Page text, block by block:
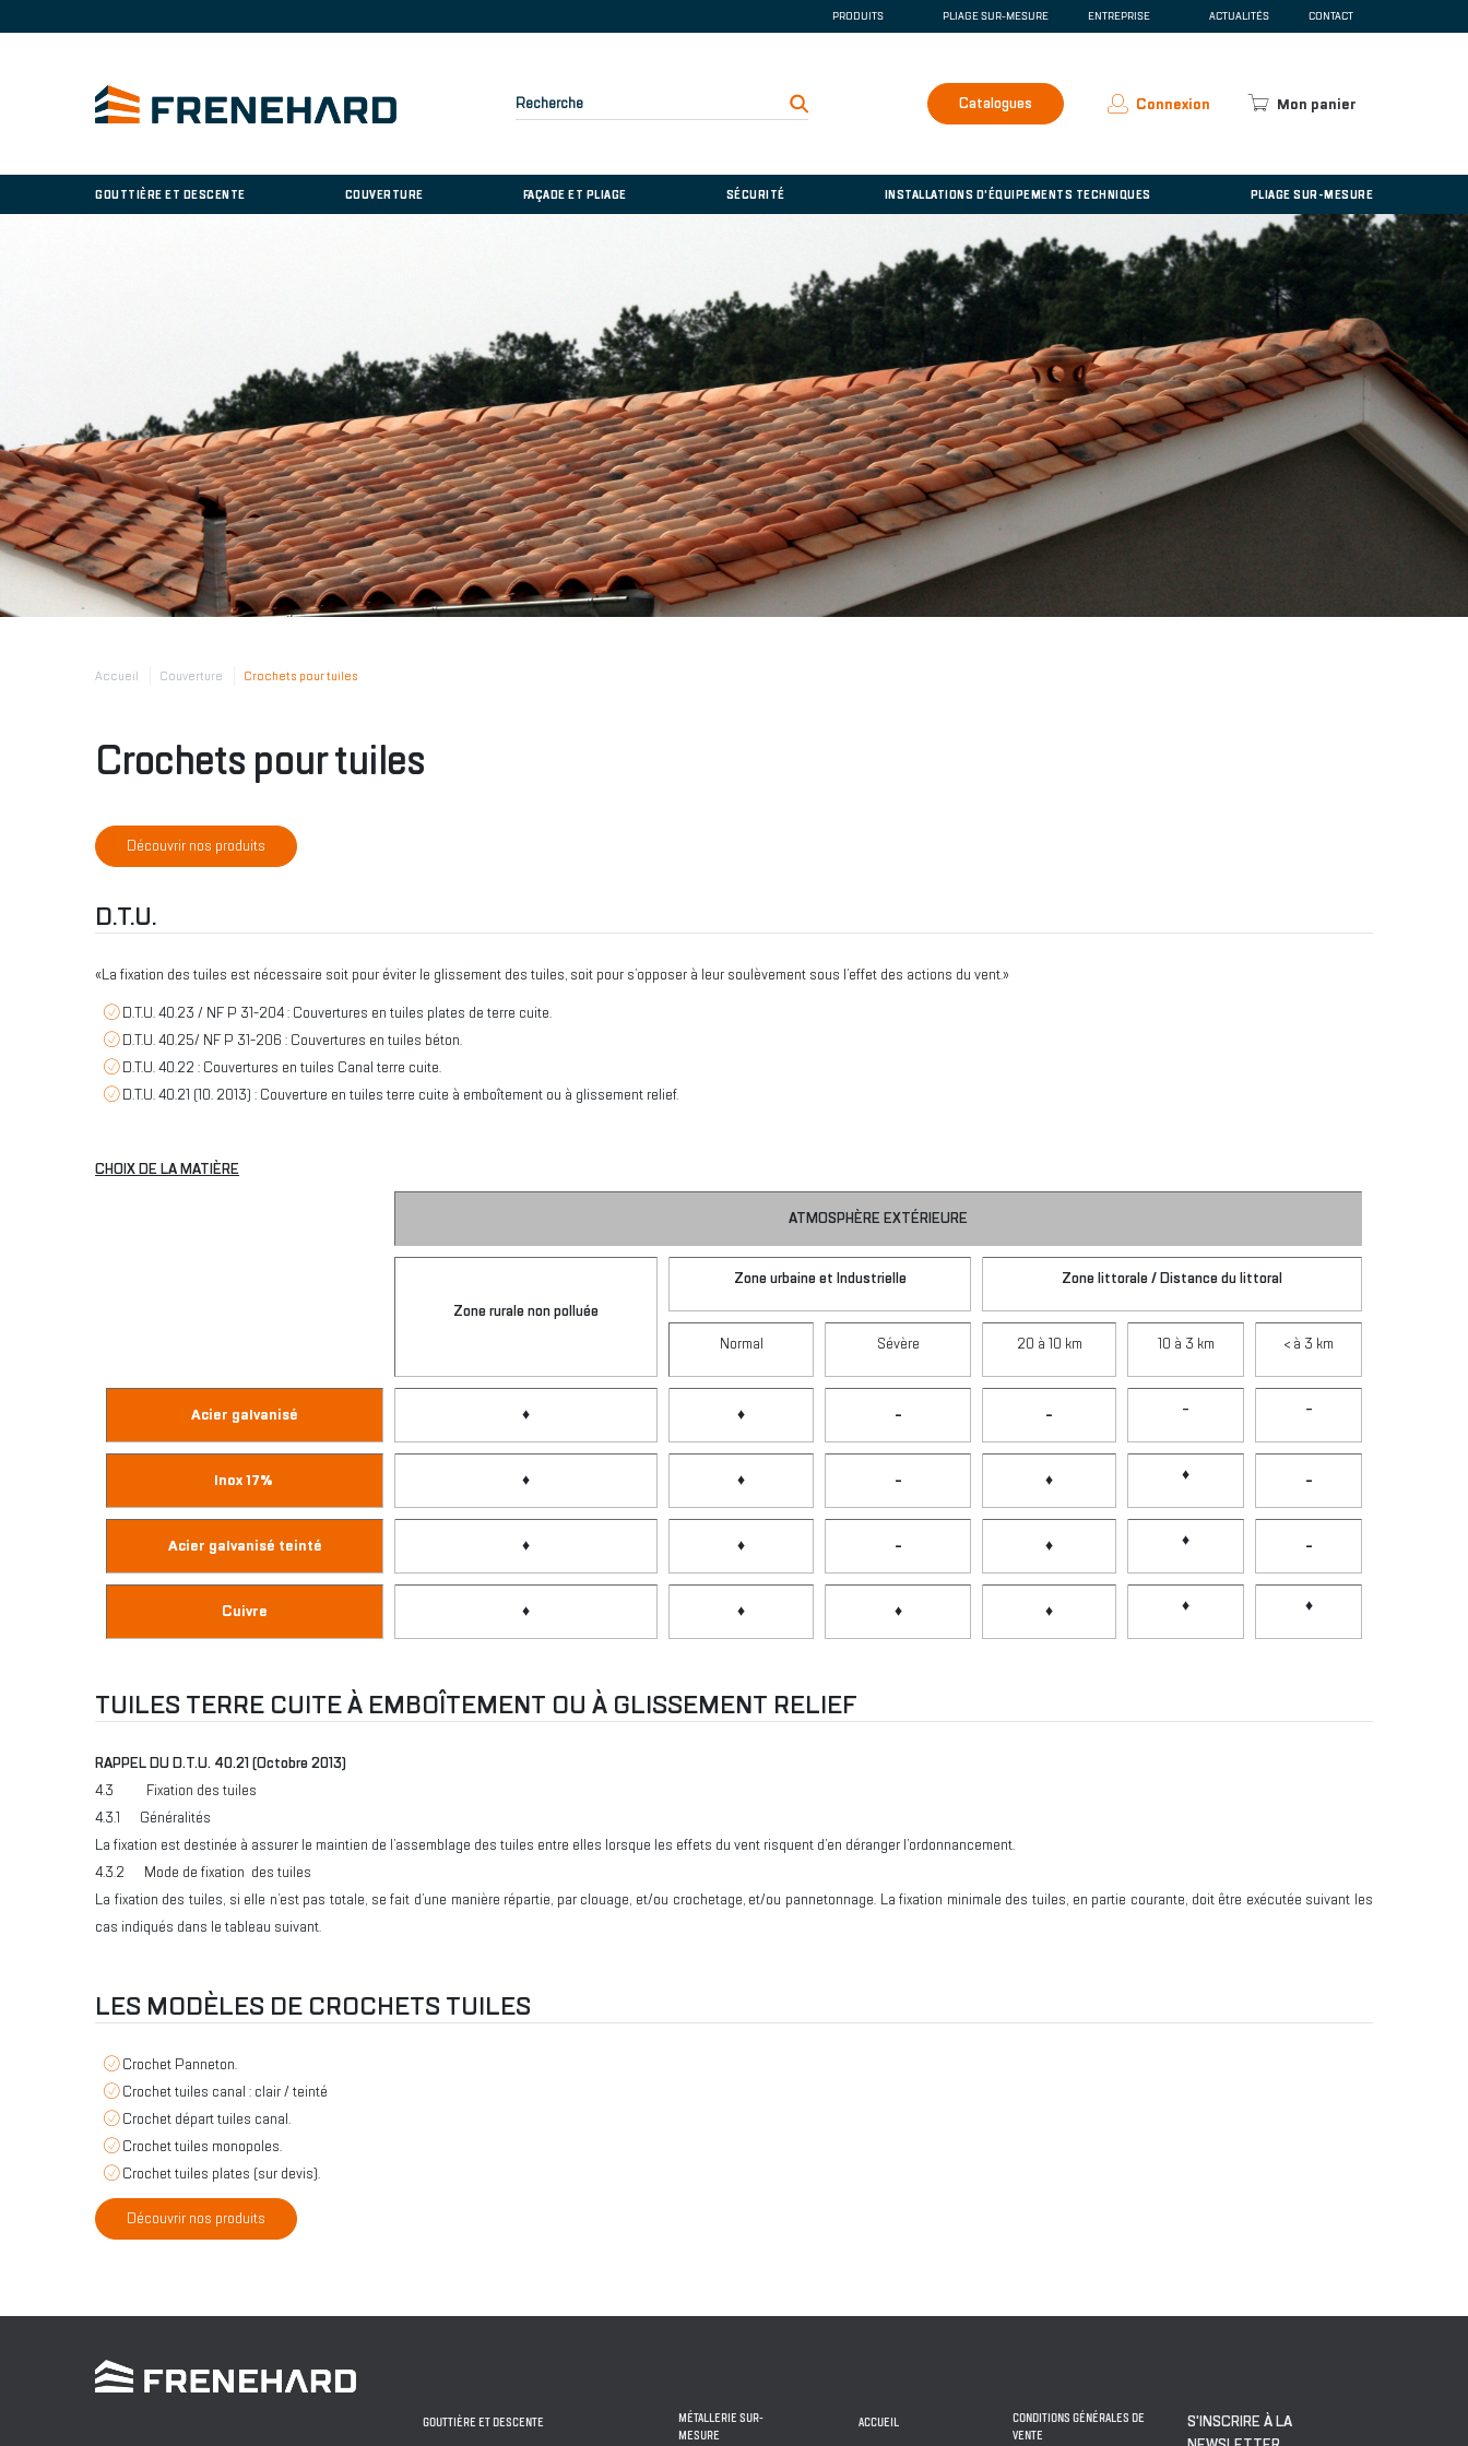
PRODUITS
FAÇADE ET PLIAGE
SÉCURITÉ
PLIAGE SUR-MESURE
ENTREPRISE
ACTUALITÉS CONTACT
Recherche Catalogues Connexion Mon panier
GOUTTIÈRE ET DESCENTE COUVERTURE FAÇADE ET PLIAGE SÉCURITÉ INSTALLATIONS D'ÉQUIPEMENTS TECHNIQUES PLIAGE SUR-MESURE
Accueil Couverture Crochets pour tuiles
Crochets pour tuiles
Découvrir nos produits
D.T.U.
«La fixation des tuiles est nécessaire soit pour éviter le glissement des tuiles, soit pour s’opposer à leur soulèvement sous l’effet des actions du vent.»
D.T.U. 40.23 / NF P 31-204 : Couvertures en tuiles plates de terre cuite.
D.T.U. 40.25/ NF P 31-206 : Couvertures en tuiles béton.
D.T.U. 40.22 : Couvertures en tuiles Canal terre cuite.
D.T.U. 40.21 (10. 2013) : Couverture en tuiles terre cuite à emboîtement ou à glissement relief.
CHOIX DE LA MATIÈRE
ATMOSPHÈRE EXTÉRIEURE
Zone rurale non polluée
Zone urbaine et Industrielle Zone littorale / Distance du littoral
Normal Sévère 20 à 10 km 10 à 3 km < à 3 km
Acier galvanisé ♦ ♦ - - - -
Inox 17% ♦ ♦ - ♦ ♦ -
Acier galvanisé teinté ♦ ♦ - ♦ ♦ -
Cuivre ♦ ♦ ♦ ♦ ♦ ♦
TUILES TERRE CUITE À EMBOÎTEMENT OU À GLISSEMENT RELIEF
RAPPEL DU D.T.U. 40.21 (Octobre 2013)
4.3 Fixation des tuiles
4.3.1 Généralités
La fixation est destinée à assurer le maintien de l’assemblage des tuiles entre elles lorsque les effets du vent risquent d’en déranger l’ordonnancement.
4.3.2 Mode de fixation des tuiles
La fixation des tuiles, si elle n’est pas totale, se fait d’une manière répartie, par clouage, et/ou crochetage, et/ou pannetonnage. La fixation minimale des tuiles, en partie courante, doit être exécutée suivant les
cas indiqués dans le tableau suivant.
LES MODÈLES DE CROCHETS TUILES
Crochet Panneton.
Crochet tuiles canal : clair / teinté
Crochet départ tuiles canal.
Crochet tuiles monopoles.
Crochet tuiles plates (sur devis).
Découvrir nos produits
GOUTTIÈRE ET DESCENTE
MÉTALLERIE SUR-
MESURE
ACCUEIL
CONDITIONS GÉNÉRALES DE
VENTE
S'INSCRIRE À LA